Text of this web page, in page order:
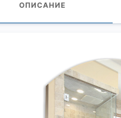
ОПИСАНИЕ